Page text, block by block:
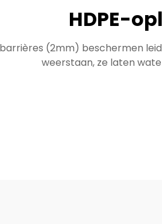
HDPE-
(2mm) beschermen
weerstaan, ze laten